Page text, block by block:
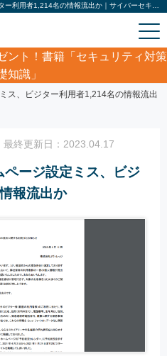
ント！書籍「セキュリティ対策
知識」
・情報漏洩ニュース
ス、ビジター利用者1,214名の情報流出
終更新日：2023.04.17
ページ設定ミス、ビジ
報流出か